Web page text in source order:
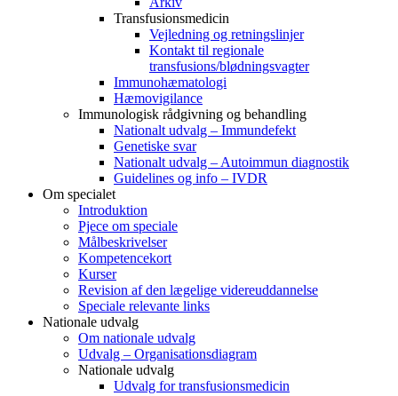
Transfusionsmedicin
Vejledning og retningslinjer
Kontakt til regionale
transfusions/blødningsvagter
Immunohæmatologi
Hæmovigilance
Immunologisk rådgivning og behandling
Nationalt udvalg – Immundefekt
Genetiske svar
Nationalt udvalg – Autoimmun diagnostik
Guidelines og info – IVDR
Om specialet
Introduktion
Pjece om speciale
Målbeskrivelser
Kompetencekort
Kurser
Revision af den lægelige videreuddannelse
Speciale relevante links
Nationale udvalg
Om nationale udvalg
Udvalg – Organisationsdiagram
Nationale udvalg
Udvalg for transfusionsmedicin